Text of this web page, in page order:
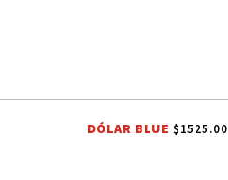
ABUNDANCIA” TEATRO EL PASILLO
DÓLAR BLUE $1525.00